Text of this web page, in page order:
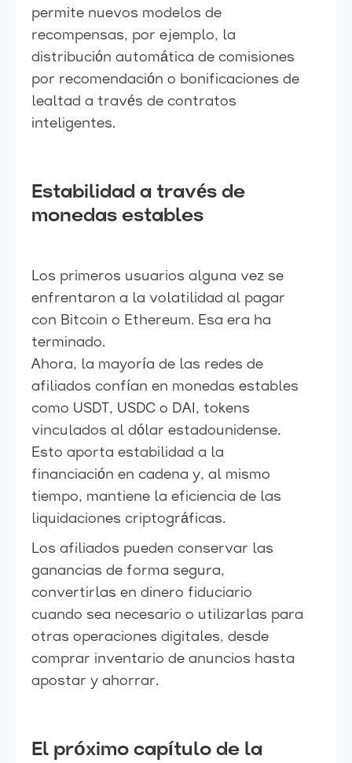
permite nuevos modelos de
recompensas, por ejemplo, la
distribución automática de comisiones
por recomendación o bonificaciones de
lealtad a través de contratos
inteligentes.
Estabilidad a través de
monedas estables
Los primeros usuarios alguna vez se
enfrentaron a la volatilidad al pagar
con Bitcoin o Ethereum. Esa era ha
terminado.
Ahora, la mayoría de las redes de
afiliados confían en monedas estables
como USDT, USDC o DAI, tokens
vinculados al dólar estadounidense.
Esto aporta estabilidad a la
financiación en cadena y, al mismo
tiempo, mantiene la eficiencia de las
liquidaciones criptográficas.
Los afiliados pueden conservar las
ganancias de forma segura,
convertirlas en dinero fiduciario
cuando sea necesario o utilizarlas para
otras operaciones digitales, desde
comprar inventario de anuncios hasta
apostar y ahorrar.
El próximo capítulo de la